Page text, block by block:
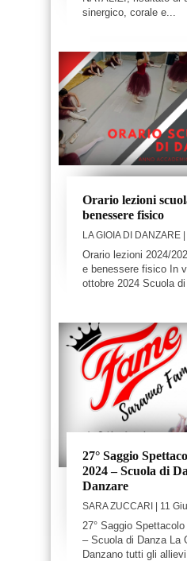
sinergico, corale e...
Orario lezioni
benessere fisico
LA GIOIA DI DANZARE
Orario lezioni 2024/
e benessere fisico In
ottobre 2024 Scuola di
27° Saggio
2024 – Scuola di
Danzare
SARA ZUCCARI | 11
27° Saggio
– Scuola di Danza La
Danzano tutti gli